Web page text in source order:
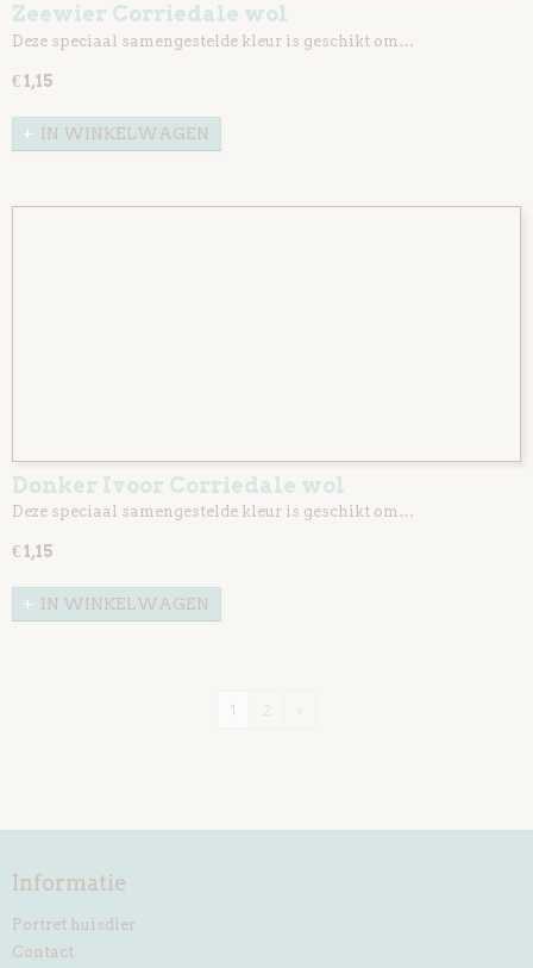
Zeewier Corriedale wol
Deze speciaal samengestelde kleur is geschikt om…
€ 1,15
IN WINKELWAGEN
Donker Ivoor Corriedale wol
Deze speciaal samengestelde kleur is geschikt om…
€ 1,15
IN WINKELWAGEN
1 2 »
Informatie
Portret huisdier
Contact